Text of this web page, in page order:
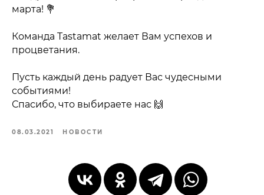
марта! 💐
Команда Tastamat желает Вам успехов и
процветания.
Пусть каждый день радует Вас чудесными
событиями!
Спасибо, что выбираете нас 🙌
08.03.2021 НОВОСТИ